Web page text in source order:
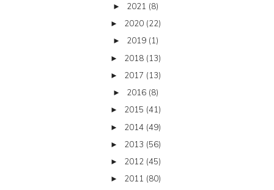
► 2021 (8)
► 2020 (22)
► 2019 (1)
► 2018 (13)
► 2017 (13)
► 2016 (8)
► 2015 (41)
► 2014 (49)
► 2013 (56)
► 2012 (45)
► 2011 (80)